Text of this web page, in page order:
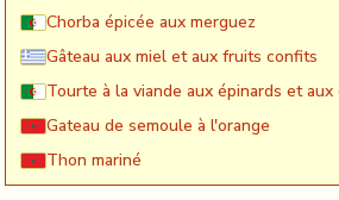
Chorba épicée aux merguez
Gâteau aux miel et aux fruits confits
Tourte à la viande aux épinards et aux
Gateau de semoule à l'orange
Thon mariné